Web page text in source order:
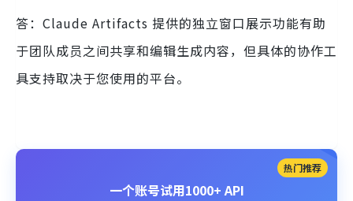
答：Claude Artifacts 提供的独立窗口展示功能有助
于团队成员之间共享和编辑生成内容，但具体的协作工
具支持取决于您使用的平台。
热门推荐
一个账号试用1000+ API